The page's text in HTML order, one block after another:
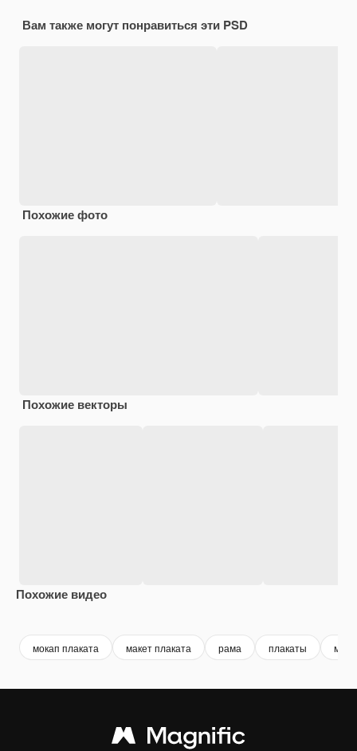
Вам также могут понравиться эти PSD
Похожие фото
Похожие векторы
Похожие видео
мокап плаката макет плаката рама плакаты